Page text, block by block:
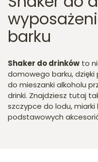
barku
Shaker do drinków to
domowego barku,
do mieszanki alkoholu
drinki. Znajdziesz tutaj
szczypce do lodu,
podstawowych